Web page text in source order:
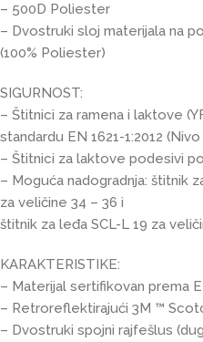
– 500D Poliester
– Dvostruki sloj materijala na
(100% Poliester)
SIGURNOST:
– Štitnici za ramena i laktove
standardu EN 1621-1:2012
– Štitnici za laktove podesivi
– Moguća nadogradnja: štitnik
za veličine 34 – 36 i
štitnik za leđa SCL-L 19 za
KARAKTERISTIKE:
– Materijal sertifikovan prema
– Retroreflektirajući 3M ™
– Dvostruki spojni rajfešlus